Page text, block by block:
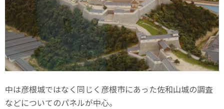
中は彦根城ではなく同じく彦根市にあった佐和山城の調査
などについてのパネルが中心。